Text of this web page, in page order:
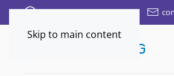
Skip to main content
FALE AQUI POR WHATSAPP